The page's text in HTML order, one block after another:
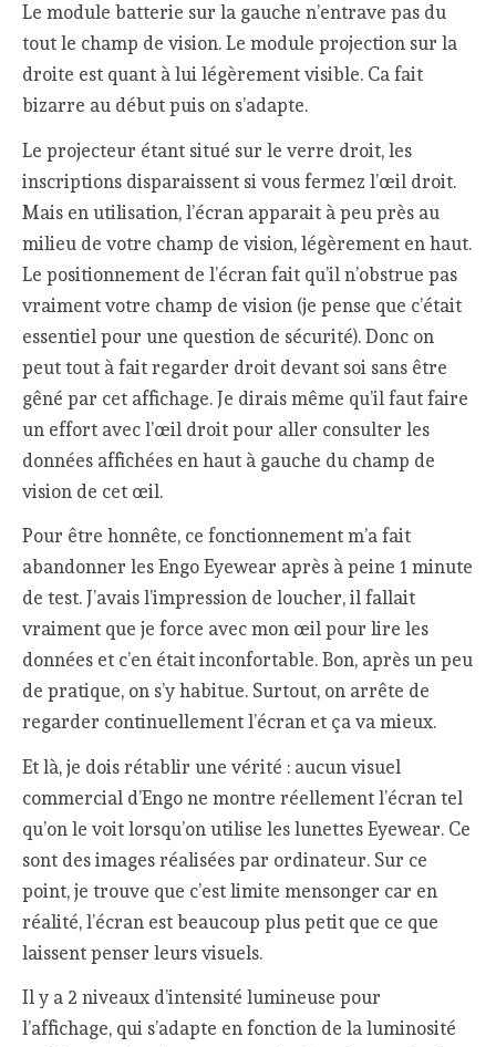
Le module batterie sur la gauche n’entrave pas du
tout le champ de vision. Le module projection sur la
droite est quant à lui légèrement visible. Ca fait
bizarre au début puis on s’adapte.
Le projecteur étant situé sur le verre droit, les
inscriptions disparaissent si vous fermez l’œil droit.
Mais en utilisation, l’écran apparait à peu près au
milieu de votre champ de vision, légèrement en haut.
Le positionnement de l’écran fait qu’il n’obstrue pas
vraiment votre champ de vision (je pense que c’était
essentiel pour une question de sécurité). Donc on
peut tout à fait regarder droit devant soi sans être
gêné par cet affichage. Je dirais même qu’il faut faire
un effort avec l’œil droit pour aller consulter les
données affichées en haut à gauche du champ de
vision de cet œil.
Pour être honnête, ce fonctionnement m’a fait
abandonner les Engo Eyewear après à peine 1 minute
de test. J’avais l’impression de loucher, il fallait
vraiment que je force avec mon œil pour lire les
données et c’en était inconfortable. Bon, après un peu
de pratique, on s’y habitue. Surtout, on arrête de
regarder continuellement l’écran et ça va mieux.
Et là, je dois rétablir une vérité : aucun visuel
commercial d’Engo ne montre réellement l’écran tel
qu’on le voit lorsqu’on utilise les lunettes Eyewear. Ce
sont des images réalisées par ordinateur. Sur ce
point, je trouve que c’est limite mensonger car en
réalité, l’écran est beaucoup plus petit que ce que
laissent penser leurs visuels.
Il y a 2 niveaux d’intensité lumineuse pour
l’affichage, qui s’adapte en fonction de la luminosité